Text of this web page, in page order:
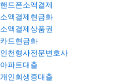
핸드폰소액결제
소액결제현금화
소액결제상품권
카드현금화
인천형사전문변호사
아파트대출
개인회생중대출